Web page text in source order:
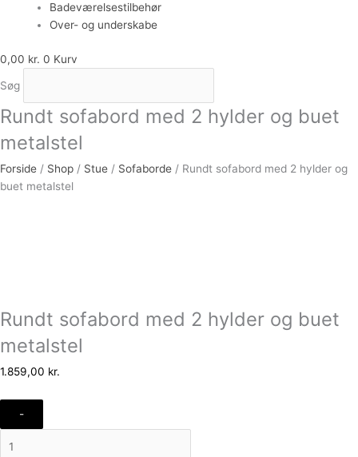
Badeværelsestilbehør
Over- og underskabe
0,00 kr. 0 Kurv
Søg
Rundt sofabord med 2 hylder og buet
metalstel
Forside / Shop / Stue / Sofaborde / Rundt sofabord med 2 hylder og
buet metalstel
Rundt sofabord med 2 hylder og buet
metalstel
1.859,00 kr.
-